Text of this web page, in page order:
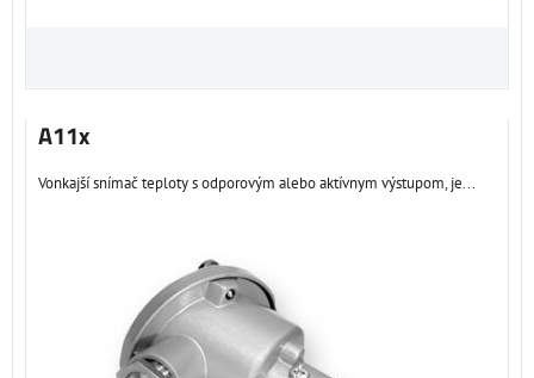
A11x
Vonkajší snímač teploty s odporovým alebo aktívnym výstupom, je...